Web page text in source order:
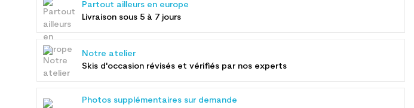
Partout ailleurs en europe
Livraison sous 5 à 7 jours
Notre atelier
Skis d'occasion révisés et vérifiés par nos experts
Photos supplémentaires sur demande